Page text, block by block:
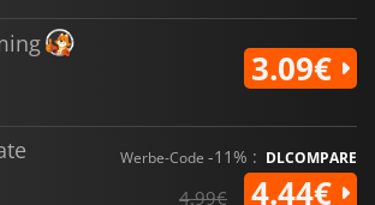
3.09€
Werbe-Code -11% : DLCOMPARE
4.99€ 4.44€